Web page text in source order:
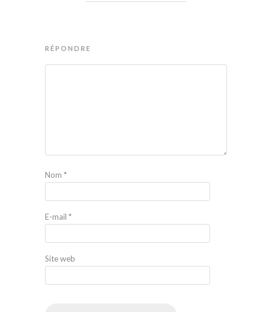
RÉPONDRE
Nom *
E-mail *
Site web